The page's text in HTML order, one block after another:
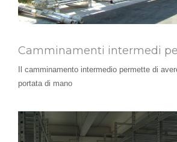
Camminamenti intermedi
Il camminamento intermedio permette di
portata di mano